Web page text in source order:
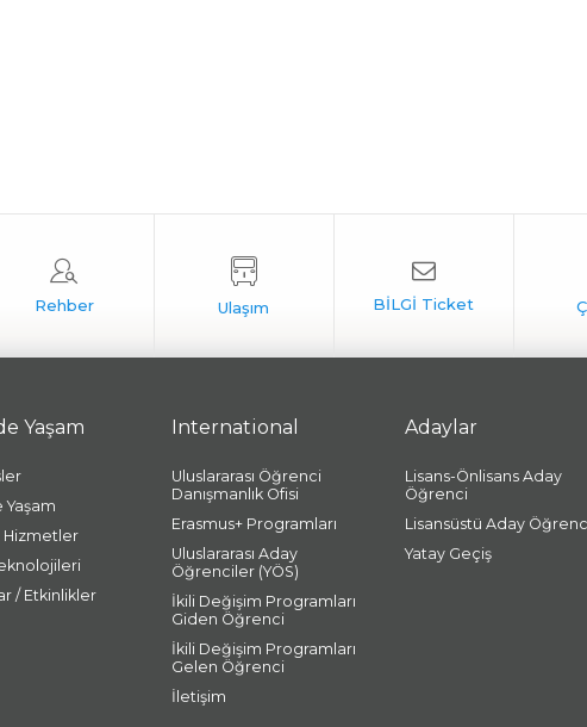
Yaşam
Yaşam
Hizmetler
/ Etkinlikler
International
Uluslararası Öğrenci
Danışmanlık Ofisi
Erasmus+ Programları
Uluslararası Aday
Öğrenciler (YÖS)
İkili Değişim Programları
Giden Öğrenci
İkili Değişim Programları
Gelen Öğrenci
İletişim
Adaylar
Lisans-Önlisans Aday
Öğrenci
Lisansüstü Aday
Yatay Geçiş